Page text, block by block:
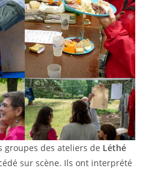
groupes des ateliers de Léthé
sur scène. Ils ont interprété